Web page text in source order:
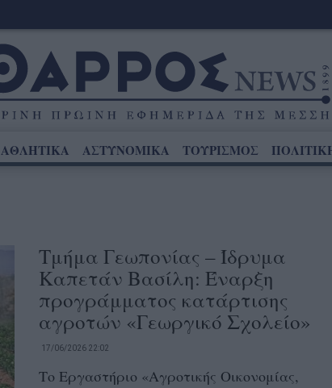
ΑΘΛΗΤΙΚΑ ΑΣΤΥΝΟΜΙΚΑ ΤΟΥΡΙΣΜΟΣ
Τμήμα Γεωπονίας – Ίδρυμα
Καπετάν Βασίλη: Έναρξη
προγράμματος κατάρτισης
αγροτών «Γεωργικό Σχολείο»
17/06/2026 22:02
Το Εργαστήριο «Αγροτικής Οικονομίας,